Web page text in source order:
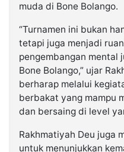
muda di Bone Bolango.
“Turnamen ini bukan
tetapi juga menjadi
pengembangan mental
Bone Bolango,” ujar
berharap melalui
berbakat yang mampu
dan bersaing di level
Rakhmatiyah Deu juga
untuk menunjukkan